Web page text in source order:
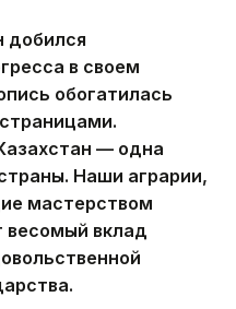
добился
в своем
обогатилась
— одна
Наши аграрии,
мастерством
весомый вклад